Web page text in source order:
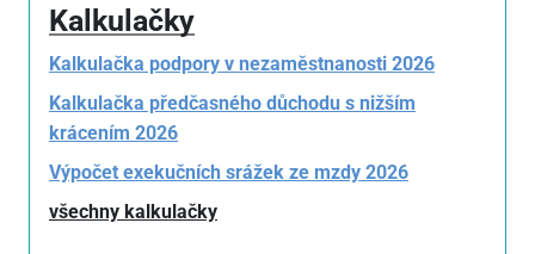
Kalkulačky
Kalkulačka podpory v nezaměstnanosti 2026
Kalkulačka předčasného důchodu s nižším
krácením 2026
Výpočet exekučních srážek ze mzdy 2026
všechny kalkulačky